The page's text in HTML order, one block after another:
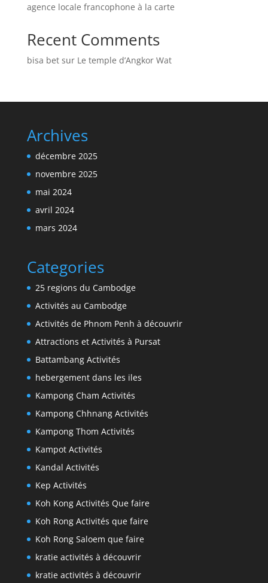
agence locale francophone à la carte
Recent Comments
bisa betsur Le temple d’Angkor Wat
Archives
décembre 2025
novembre 2025
mai 2024
avril 2024
mars 2024
Categories
25 regions du Cambodge
Activités au Cambodge
Activités de Phnom Penh à découvrir
Attractions et Activités à Pursat
Battambang Activités
hebergement dans les iles
Kampong Cham Activités
Kampong Chhnang Activités
Kampong Thom Activités
Kampot Activités
Kandal Activités
Kep Activités
Koh Kong Activités Que faire
Koh Rong Activités que faire
Koh Rong Saloem que faire
kratie activités à découvrir
kratie activités à découvrir